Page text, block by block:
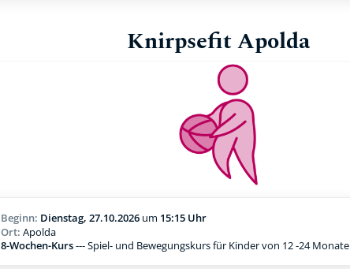
Knirpsefit Apolda
Beginn: Dienstag, 27.10.2026 um 15:15 Uhr
Ort: Apolda
8-Wochen-Kurs--- Spiel- und Bewegungskurs für Kinder von 12 -24 Monate